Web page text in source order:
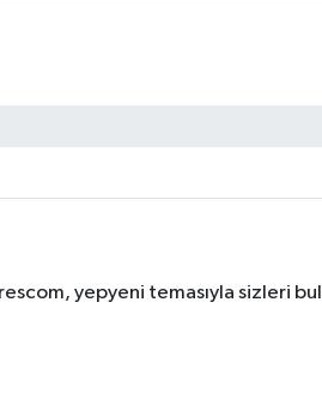
yepyeni temasıyla sizleri